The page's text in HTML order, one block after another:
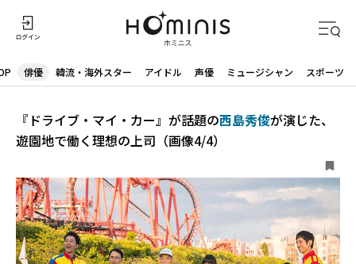
俳優 韓流・海外スター アイドル 声優 ミュージシャン スポーツ
『ドライブ・マイ・カー』が話題の西島秀俊が演じた、
遊園地で働く理想の上司（画像4/4）